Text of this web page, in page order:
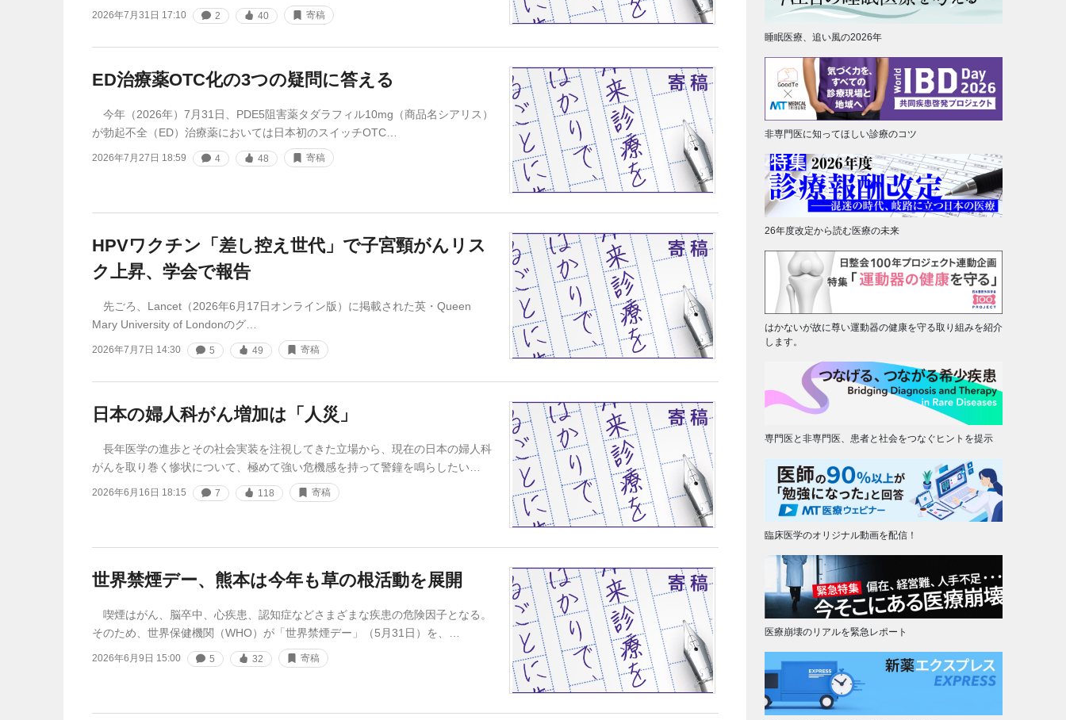
2026年7月31日 17:10 2 40 寄稿
ED治療薬OTC化の3つの疑問に答える
今年（2026年）7月31日、PDE5阻害薬タダラフィル10mg（商品名シアリス）
が勃起不全（ED）治療薬においては日本初のスイッチOTC…
2026年7月27日 18:59 4 48 寄稿
HPVワクチン「差し控え世代」で子宮頸がんリス
ク上昇、学会で報告
先ごろ、Lancet（2026年6月17日オンライン版）に掲載された英・Queen
Mary University of Londonのグ…
2026年7月7日 14:30 5 49 寄稿
日本の婦人科がん増加は「人災」
長年医学の進歩とその社会実装を注視してきた立場から、現在の日本の婦人科
がんを取り巻く惨状について、極めて強い危機感を持って警鐘を鳴らしたい…
2026年6月16日 18:15 7 118 寄稿
世界禁煙デー、熊本は今年も草の根活動を展開
喫煙はがん、脳卒中、心疾患、認知症などさまざまな疾患の危険因子となる。
そのため、世界保健機関（WHO）が「世界禁煙デー」（5月31日）を、…
2026年6月9日 15:00 5 32 寄稿
睡眠医療、追い風の2026年
非専門医に知ってほしい診療のコツ
26年度改定から読む医療の未来
はかないが故に尊い運動器の健康を守る取り組みを紹介
します。
専門医と非専門医、患者と社会をつなぐヒントを提示
臨床医学のオリジナル動画を配信！
医療崩壊のリアルを緊急レポート